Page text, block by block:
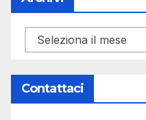
Archivi
Contattaci